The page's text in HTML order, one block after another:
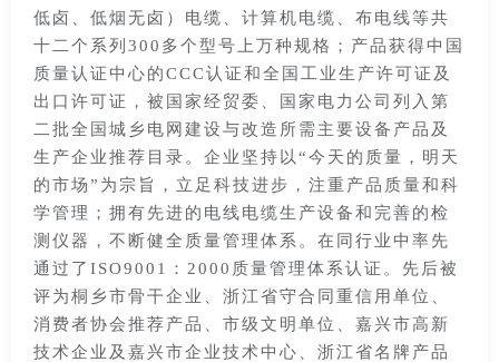
低卤、低烟无卤）电缆、计算机电缆、布电线等共
十二个系列300多个型号上万种规格；产品获得中国
质量认证中心的CCC认证和全国工业生产许可证及
出口许可证，被国家经贸委、国家电力公司列入第
二批全国城乡电网建设与改造所需主要设备产品及
生产企业推荐目录。企业坚持以“今天的质量，明天
的市场”为宗旨，立足科技进步，注重产品质量和科
学管理；拥有先进的电线电缆生产设备和完善的检
测仪器，不断健全质量管理体系。在同行业中率先
通过了ISO9001：2000质量管理体系认证。先后被
评为桐乡市骨干企业、浙江省守合同重信用单位、
消费者协会推荐产品、市级文明单位、嘉兴市高新
技术企业及嘉兴市企业技术中心、浙江省名牌产品